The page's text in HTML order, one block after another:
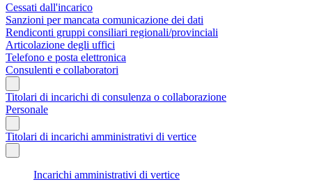
Cessati dall'incarico
Sanzioni per mancata comunicazione dei dati
Rendiconti gruppi consiliari regionali/provinciali
Articolazione degli uffici
Telefono e posta elettronica
Consulenti e collaboratori
Titolari di incarichi di consulenza o collaborazione
Personale
Titolari di incarichi amministrativi di vertice
Incarichi amministrativi di vertice